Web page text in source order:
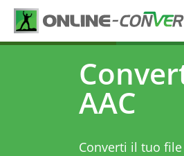
AAC
Converti il tuo file